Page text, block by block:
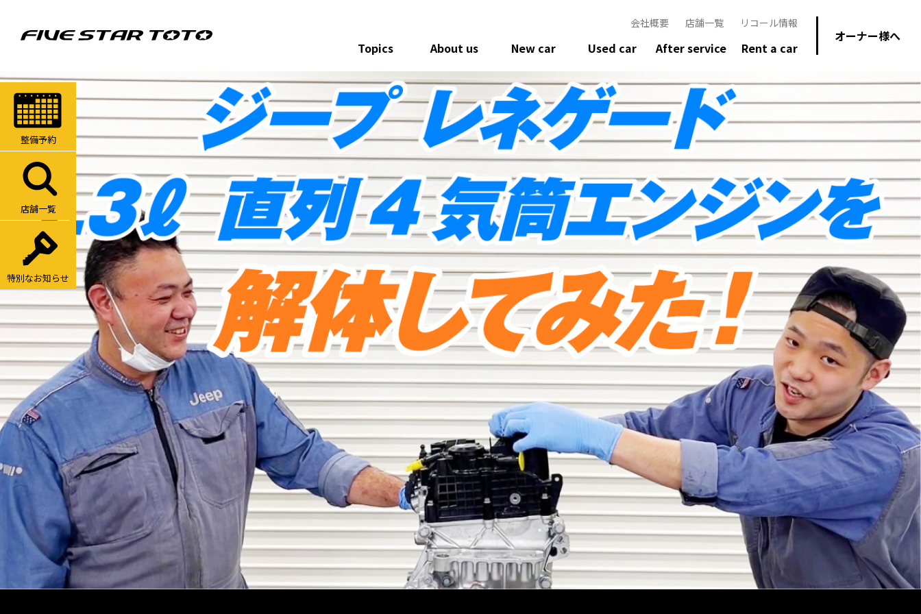
Topics About us New car Used car After service Rent a car
オーナー様へ
会社概要 店舗一覧 リコール情報
整備予約
店舗一覧
特別なお知らせ